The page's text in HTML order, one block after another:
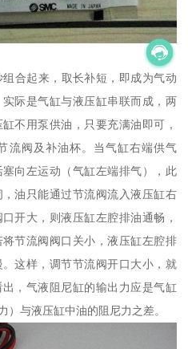
合起来，取长补短，即成为气动
际是气缸与液压缸串联而成，两
不用泵供油，只要充满油即可，
流阀及补油杯。当气缸右端供气
向左运动（气缸左端排气），此
油只能通过节流阀流入液压缸右
开大，则液压缸左腔排油通畅，
节流阀阀口关小，液压缸左腔排
这样，调节节流阀开口大小，就
，气液阻尼缸的输出力应是气缸
）与液压缸中油的阻尼力之差。